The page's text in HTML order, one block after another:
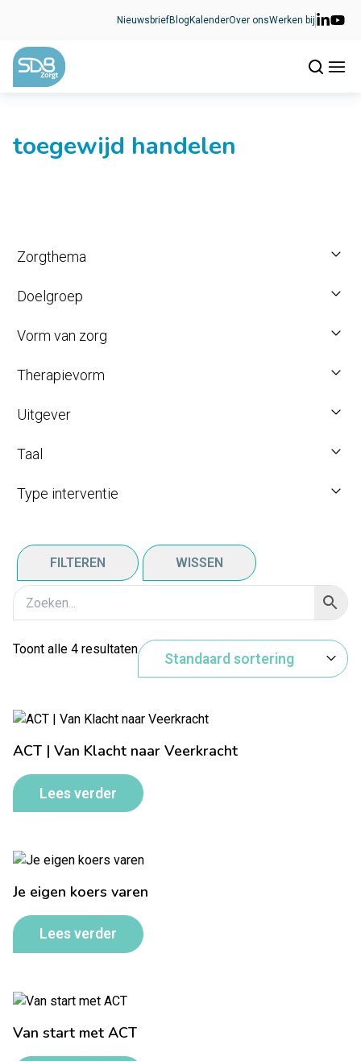
NieuwsbriefBlog KalenderOver onsWerken bij
toegewijd handelen
Zorgthema
Doelgroep
Vorm van zorg
Therapievorm
Uitgever
Taal
Type interventie
FILTEREN WISSEN
Toont alle 4 resultaten
ACT | Van Klacht naar Veerkracht
Lees verder
Je eigen koers varen
Lees verder
Van start met ACT